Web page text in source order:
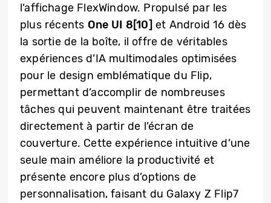
l’affichage FlexWindow. Propulsé par les
plus récents One UI 8[10] et Android 16 dès
la sortie de la boîte, il offre de véritables
expériences d’IA multimodales optimisées
pour le design emblématique du Flip,
permettant d’accomplir de nombreuses
tâches qui peuvent maintenant être traitées
directement à partir de l’écran de
couverture. Cette expérience intuitive d’une
seule main améliore la productivité et
présente encore plus d’options de
personnalisation, faisant du Galaxy Z Flip7